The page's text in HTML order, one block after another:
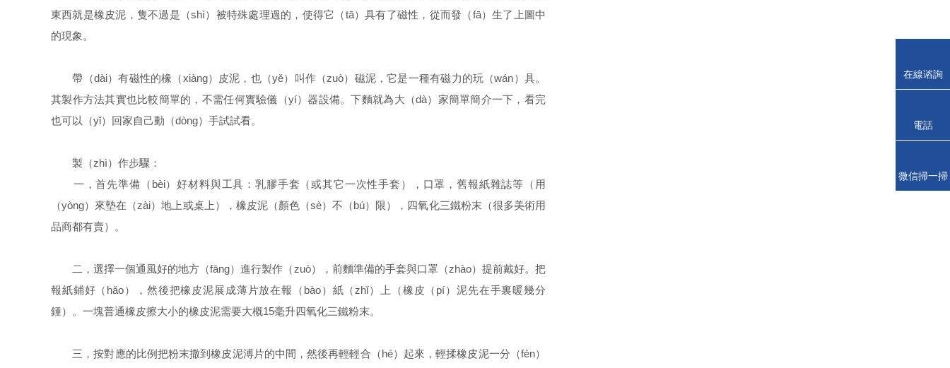
東西就是橡皮泥，隻不過是（shì）被特殊處理過的，使得它（tā）具有了磁性，從而發（fā）生了上圖中
的現象。
帶（dài）有磁性的橡（xiàng）皮泥，也（yě）叫作（zuò）磁泥，它是一種有磁力的玩（wán）具。
其製作方法其實也比較簡單的，不需任何實驗儀（yí）器設備。下麵就為大（dà）家簡單簡介一下，看完
也可以（yǐ）回家自己動（dòng）手試試看。
製（zhì）作步驟：
一，首先準備（bèi）好材料與工具：乳膠手套（或其它一次性手套），口罩，舊報紙雜誌等（用
（yòng）來墊在（zài）地上或桌上），橡皮泥（顏色（sè）不（bú）限），四氧化三鐵粉末（很多美術用
品商都有賣）。
二，選擇一個通風好的地方（fāng）進行製作（zuò），前麵準備的手套與口罩（zhào）提前戴好。把
報紙鋪好（hǎo），然後把橡皮泥展成薄片放在報（bào）紙（zhǐ）上（橡皮（pí）泥先在手裏暖幾分
鍾）。一塊普通橡皮擦大小的橡皮泥需要大概15毫升四氧化三鐵粉末。
三，按對應的比例把粉末撒到橡皮泥溥片的中間，然後再輕輕合（hé）起來，輕揉橡皮泥一分（fèn）
在線谘詢
電話
（huà）
微信掃一掃
（sǎo）